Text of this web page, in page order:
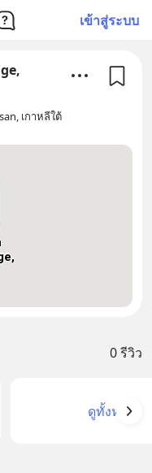
เข้าสู่ระบบ
เกาหลีใต้
0 รีวิว
ดูทั้งหมด